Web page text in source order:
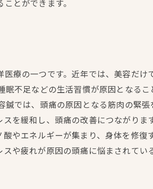
とができます。
療の一つです。近年では、美容だけ
不足などの生活習慣が原因となる
では、頭痛の原因となる筋肉の緊
を緩和し、頭痛の改善につながり
やエネルギーが集まり、身体を修
や疲れが原因の頭痛に悩まされて